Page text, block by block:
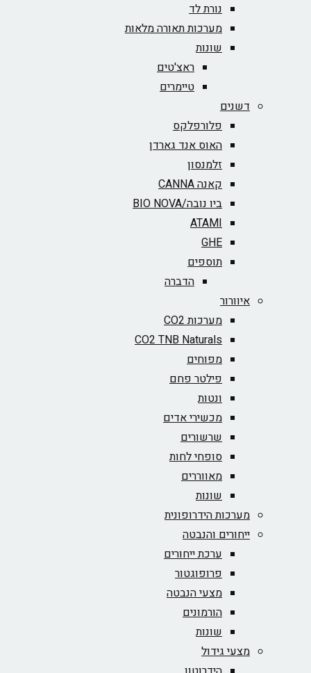
נורת לד
מערכות תאורה מלאות
שונות
ראצ'טים
טיימרים
דשנים
פלורפלקס
האוס אנד גארדן
זלמנסון
קאנה CANNA
ביו נובה/BIO NOVA‏
ATAMI
GHE
תוספים
הדברה
איוורור
מערכות CO2
CO2 TNB Naturals
מפוחים
פילטר פחם
ונטות
מכשירי אדים
שרשורים
סופחי לחות
מאווררים
שונות
מערכות הידרופונית
ייחורים והנבטה
ערכת ייחורים
פרופוגטור
מצעי הנבטה
הורמונים
שונות
מצעי גידול